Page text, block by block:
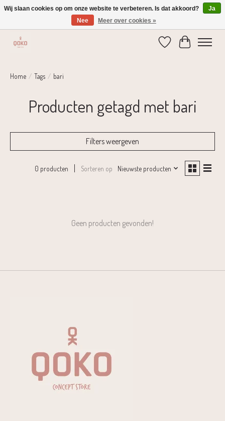
Verzending 1-2 dagen | Gratis verzending vanaf € 75,-
Verlanglijst
Home / Tags / bari
Producten getagd met bari
Filters weergeven
0 producten Sorteren op Nieuwste producten
Geen producten gevonden!
Wij slaan cookies op om onze website te verbeteren. Is dat akkoord?
Ja
Nee
Meer over cookies »